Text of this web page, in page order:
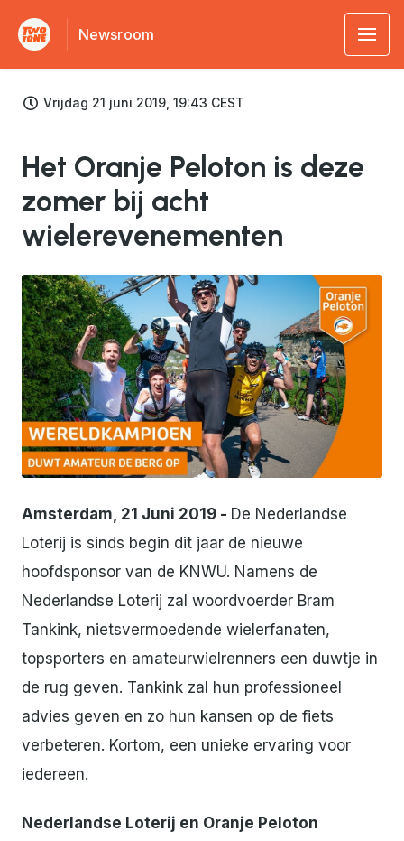
Newsroom
Vrijdag 21 juni 2019, 19:43 CEST
Het Oranje Peloton is deze
zomer bij acht
wielerevenementen
JPG
Amsterdam, 21 Juni 2019 - De Nederlandse
Loterij is sinds begin dit jaar de nieuwe
hoofdsponsor van de KNWU. Namens de
Nederlandse Loterij zal woordvoerder Bram
Tankink, nietsvermoedende wielerfanaten,
topsporters en amateurwielrenners een duwtje in
de rug geven. Tankink zal hun professioneel
advies geven en zo hun kansen op de fiets
verbeteren. Kortom, een unieke ervaring voor
iedereen.
Nederlandse Loterij en Oranje Peloton